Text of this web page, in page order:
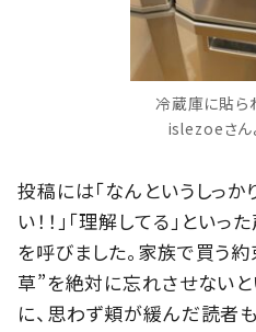
冷蔵庫に貼ら
islezoeさん
投稿には「なんというしっか
い！！」「理解してる」とい
を呼びました。家族で買う
草”を絶対に忘れさせない
に、思わず頬が緩んだ読者